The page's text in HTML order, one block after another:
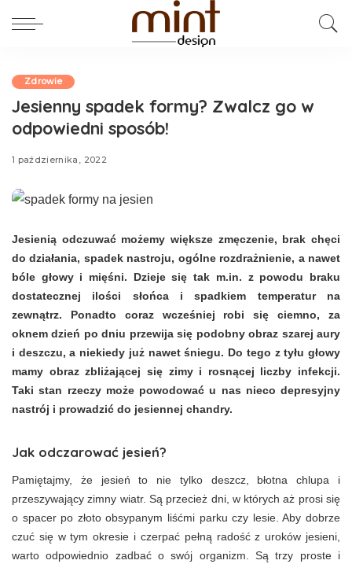
Zdrowie
Jesienny spadek formy? Zwalcz go w
odpowiedni sposób!
1 października, 2022
Jesienią odczuwać możemy większe zmęczenie, brak chęci
do działania, spadek nastroju, ogólne rozdrażnienie, a nawet
bóle głowy i mięśni. Dzieje się tak m.in. z powodu braku
dostatecznej ilości słońca i spadkiem temperatur na
zewnątrz. Ponadto coraz wcześniej robi się ciemno, za
oknem dzień po dniu przewija się podobny obraz szarej aury
i deszczu, a niekiedy już nawet śniegu. Do tego z tyłu głowy
mamy obraz zbliżającej się zimy i rosnącej liczby infekcji.
Taki stan rzeczy może powodować u nas nieco depresyjny
nastrój i prowadzić do jesiennej chandry.
Jak odczarować jesień?
Pamiętajmy, że jesień to nie tylko deszcz, błotna chlupa i
przeszywający zimny wiatr. Są przecież dni, w których aż prosi się
o spacer po złoto obsypanym liśćmi parku czy lesie. Aby dobrze
czuć się w tym okresie i czerpać pełną radość z uroków jesieni,
warto odpowiednio zadbać o swój organizm. Są trzy proste i